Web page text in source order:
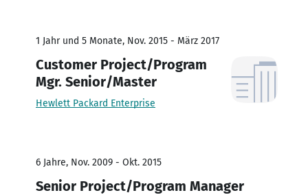
1 Jahr und 5 Monate, Nov. 2015 - März 2017
Customer Project/Program
Mgr. Senior/Master
Hewlett Packard Enterprise
6 Jahre, Nov. 2009 - Okt. 2015
Senior Project/Program Manager